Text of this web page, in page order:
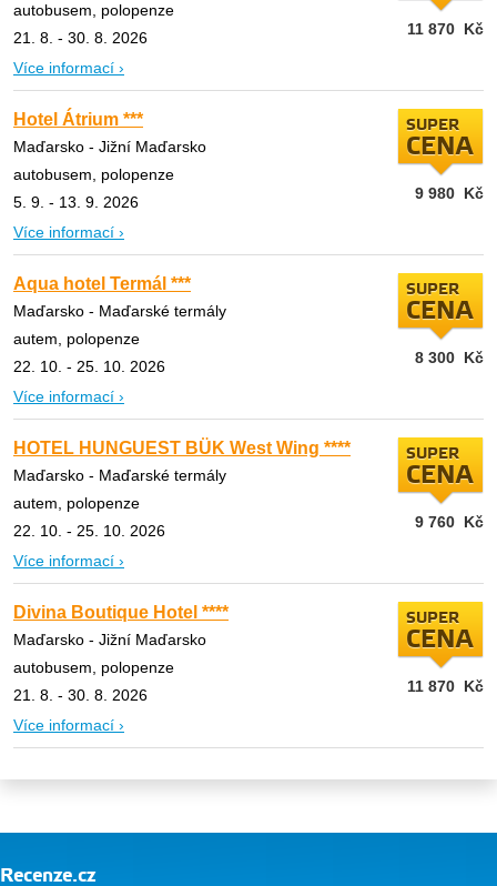
autobusem, polopenze
21. 8. - 30. 8. 2026
Více informací ›
11 870 Kč
Hotel Átrium ***
Maďarsko - Jižní Maďarsko
autobusem, polopenze
5. 9. - 13. 9. 2026
Více informací ›
SUPER
CENA
9 980 Kč
Aqua hotel Termál ***
Maďarsko - Maďarské termály
autem, polopenze
22. 10. - 25. 10. 2026
Více informací ›
SUPER
CENA
8 300 Kč
HOTEL HUNGUEST BÜK West Wing ****
Maďarsko - Maďarské termály
autem, polopenze
22. 10. - 25. 10. 2026
Více informací ›
SUPER
CENA
9 760 Kč
Divina Boutique Hotel ****
Maďarsko - Jižní Maďarsko
autobusem, polopenze
21. 8. - 30. 8. 2026
Více informací ›
SUPER
CENA
11 870 Kč
Recenze.cz